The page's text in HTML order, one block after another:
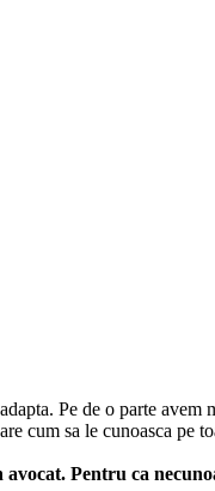
Pe de o parte
cum sa le cunoasca pe
Pentru ca